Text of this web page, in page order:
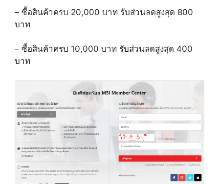
– ซื้อสินค้าครบ 20,000 บาท รับส่วนลดสูงสุด 800
บาท
– ซื้อสินค้าครบ 10,000 บาท รับส่วนลดสูงสุด 400
บาท